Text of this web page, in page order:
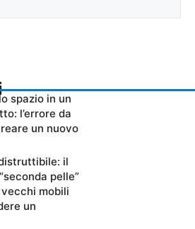
spazio in un
l’errore da
un nuovo
il
pelle”
mobili
un